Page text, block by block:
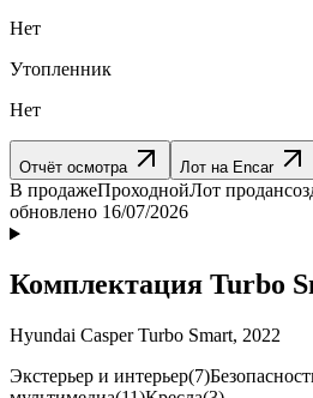
Нет
Утопленник
Нет
Отчёт осмотра Лот на Encar
В продажеПроходнойЛот продан
обновлено 16/07/2026
Комплектация Turbo
Hyundai Casper Turbo Smart, 2022
Экстерьер и интерьер(7)